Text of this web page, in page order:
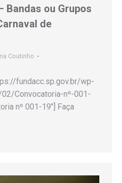
Bandas ou Grupos
de
Coutinho
fundacc.sp.gov.br/wp-
Convocatoria-nº-001-
nº 001-19″] Faça